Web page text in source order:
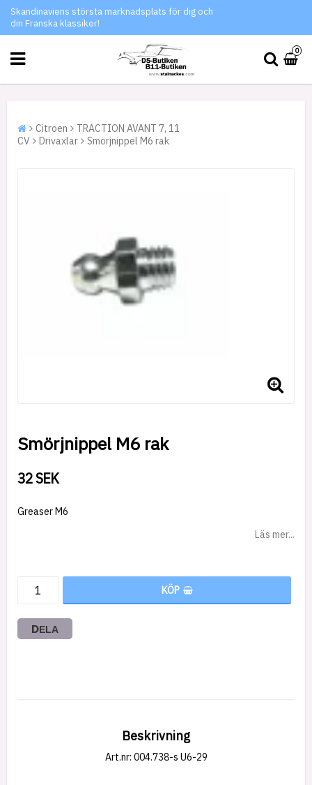
Skandinaviens största marknadsplats för dig och
din Franska klassiker!
0
Citroen
TRACTION AVANT 7, 11
CV
Drivaxlar Smörjnippel M6 rak
Smörjnippel M6 rak
32 SEK
Greaser M6
Läs mer...
KÖP
DELA
Beskrivning
Art.nr: 004.738-s U6-29